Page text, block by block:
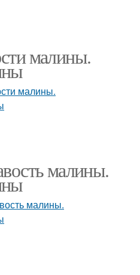
малины.
малины.